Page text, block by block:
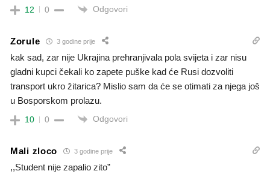
12 0 Odgovori
Zorule 3 godine prije
kak sad, zar nije Ukrajina prehranjivala pola svijeta i zar nisu
gladni kupci čekali ko zapete puške kad će Rusi dozvoliti
transport ukro žitarica? Mislio sam da će se otimati za njega još
u Bosporskom prolazu.
10 0 Odgovori
Mali zloco 3 godine prije
,,Student nije zapalio zito”